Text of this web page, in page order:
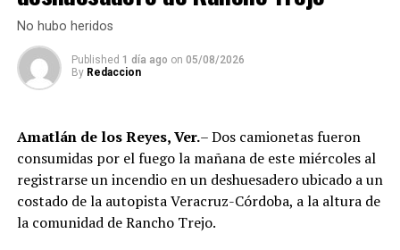
Posteriormente, el tránsito fue restablecido de manera
normal.
dosis de droga presuntamente destinadas al
narcomenudeo, por lo que los policías fueron
asegurados y puestos a disposición de la Fiscalía
Regional para el inicio de las investigaciones
Tras varios meses de proceso penal, el juez consideró
acreditada la responsabilidad de Anselmo “N”, Jesús “N”,
Diego “N”, Lauro Arturo “N”, Dana Natalia “N” y
Bonifacio “N”, imponiéndoles una pena de cuatro años y
nueve meses de prisión.
No hubo heridos
Published 1 día ago on 05/08/2026
By Redaccion
Amatlán de los Reyes, Ver.– Dos camionetas fueron
consumidas por el fuego la mañana de este miércoles al
registrarse un incendio en un deshuesadero ubicado a un
costado de la autopista Veracruz-Córdoba, a la altura de
la comunidad de Rancho Trejo.